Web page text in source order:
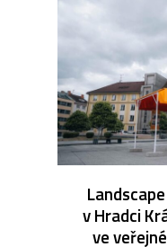
v Hradci
ve